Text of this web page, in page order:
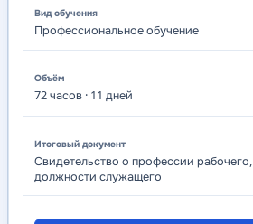
Профессиональное обучение
72часов · 11 дней
Свидетельство о профессии рабочего,
должности служащего